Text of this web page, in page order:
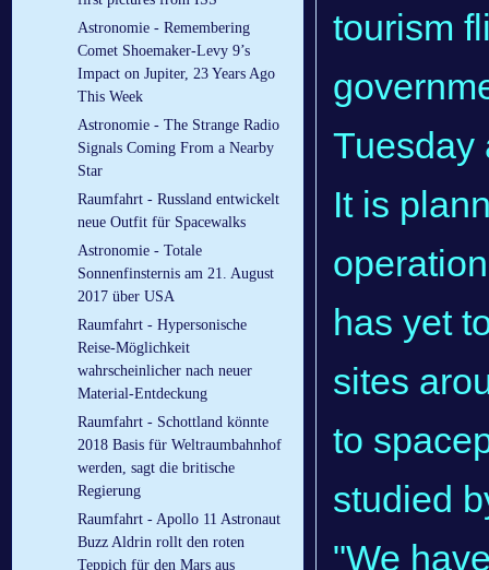
Astronomie - Remembering
Comet Shoemaker-Levy 9’s
Impact on Jupiter, 23 Years Ago
This Week
Astronomie - The Strange Radio
Signals Coming From a Nearby
Star
Raumfahrt - Russland entwickelt
neue Outfit für Spacewalks
Astronomie - Totale
Sonnenfinsternis am 21. August
2017 über USA
Raumfahrt - Hypersonische
Reise-Möglichkeit
wahrscheinlicher nach neuer
Material-Entdeckung
Raumfahrt - Schottland könnte
2018 Basis für Weltraumbahnhof
werden, sagt die britische
Regierung
Raumfahrt - Apollo 11 Astronaut
Buzz Aldrin rollt den roten
Teppich für den Mars aus
tourism
Tuesday
It is
has yet
sites
to
studied
"We